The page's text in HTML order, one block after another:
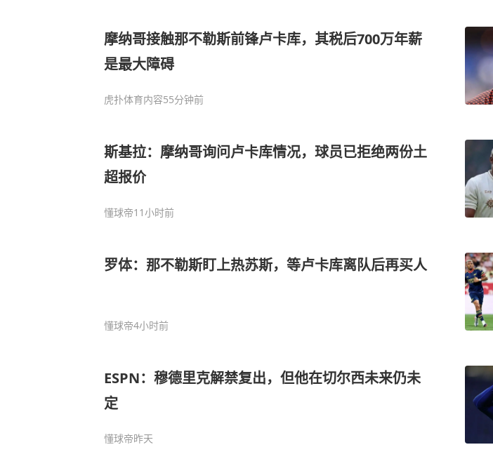
摩纳哥接触那不勒斯前锋卢卡库，其税后700万年薪
是最大障碍
虎扑体育内容55分钟前
斯基拉：摩纳哥询问卢卡库情况，球员已拒绝两份土
超报价
懂球帝11小时前
罗体：那不勒斯盯上热苏斯，等卢卡库离队后再买人
懂球帝4小时前
ESPN：穆德里克解禁复出，但他在切尔西未来仍未
定
懂球帝昨天